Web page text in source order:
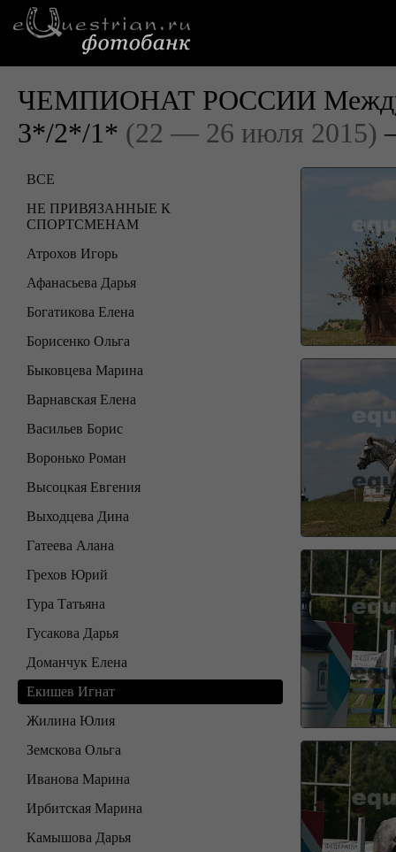
ЧЕМПИОНАТ РОССИИ
3*/2*/1* (22 — 26 июля 2015)
ВСЕ
НЕ ПРИВЯЗАННЫЕ К
СПОРТСМЕНАМ
Атрохов Игорь
Афанасьева Дарья
Богатикова Елена
Борисенко Ольга
Быковцева Марина
Варнавская Елена
Васильев Борис
Воронько Роман
Высоцкая Евгения
Выходцева Дина
Гатеева Алана
Грехов Юрий
Гура Татьяна
Гусакова Дарья
Доманчук Елена
Екишев Игнат
Жилина Юлия
Земскова Ольга
Иванова Марина
Ирбитская Марина
Камышова Дарья